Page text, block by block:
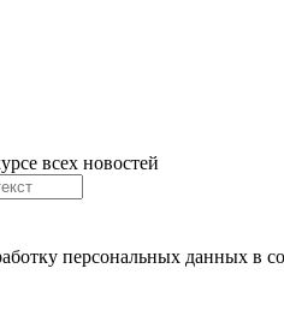
всех новостей
персональных данных в